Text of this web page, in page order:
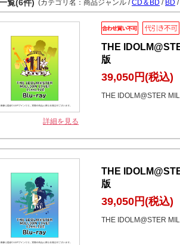
覧(6件) (カテゴリ名：商品ジャンル /CD＆BD / BD
詳細を見る
THE
版
39,050円(税込)
THE IDOLM@STER
THE
版
39,050円(税込)
THE IDOLM@STER